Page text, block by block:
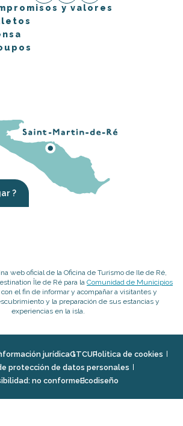
y valores
?
web oficial de la Oficina de Turismo de Ile de Ré,
Île de Ré para la Comunidad de Municipios
con el fin de informar y acompañar a visitantes y
y la preparación de sus estancias y
experiencias en la isla.
jurídicaGTCUPolitica de cookies
protección de datos personales
no conformeEcodiseño